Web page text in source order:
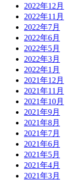
2022年12月
2022年11月
2022年7月
2022年6月
2022年5月
2022年3月
2022年1月
2021年12月
2021年11月
2021年10月
2021年9月
2021年8月
2021年7月
2021年6月
2021年5月
2021年4月
2021年3月